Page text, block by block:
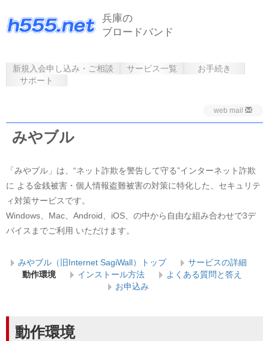
兵庫の
ブロードバンド
新規入会申し込み・ご相談 サービス一覧
お手続き
サポート
web mail
みやブル
「みやブル」は、“ネット詐欺を警告して守る”インターネット詐欺
に よる金銭被害・個人情報盗難被害の対策に特化した、セキュリテ
ィ対策サービスです。
Windows、Mac、Android、iOS、の中から自由な組み合わせで3デ
バイスまでご利用 いただけます。
みやブル（旧Internet SagiWall）トップ
サービスの詳細
動作環境
インストール方法
よくある質問と答え
お申込み
動作環境